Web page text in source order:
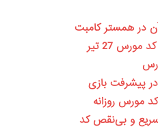
در همستر کامبت
27 تیر
پیشرفت بازی
مورس روزانه
سریع و بی‌نقص کد